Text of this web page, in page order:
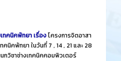
ทคนิคพัทยา เรื่องโครงการจิตอาสา
คพัทยา ในวันที่ 7 , 14 , 21 และ 28
กวิชาช่างเทคนิคคอมพิวเตอร์